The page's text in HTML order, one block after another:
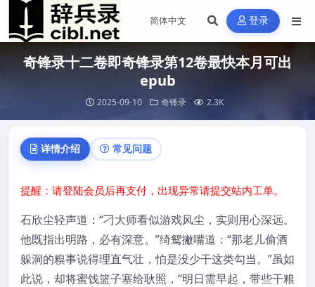
登录
奇锋录十二卷即奇锋录第12卷最快本月可出
epub
2025-09-10 奇锋录 2.3K
详情介绍 常见问题
提醒：请登陆会员后再支付，出现异常请提交站内工单。
石欣尘轻声道：“刁大师看似游戏风尘，实则用心深远。
他既指出明路，必有深意。”绮鸳撇嘴道：“那老儿偷酒
躲洞的糗事说得理直气壮，怕是没少干这类勾当。”虽如
此说，却将蜜饯篮子塞给耿照，“明日需早起，带些干粮